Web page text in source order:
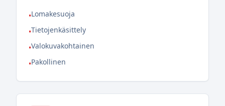
•Lomakesuoja
•Tietojenkäsittely
•Valokuvakohtainen
•Pakollinen